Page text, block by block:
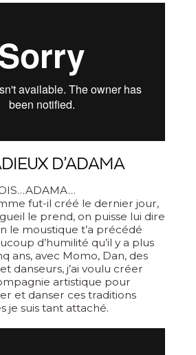
D’ADAMA
fut-il créé le dernier jour,
le prend, on puisse lui dire
le moustique t’a précédé
d’humilité qu’il y a plus
ans, avec Momo, Dan, des
danseurs, j’ai voulu créer
artistique pour
et danser ces traditions
je suis tant attaché.